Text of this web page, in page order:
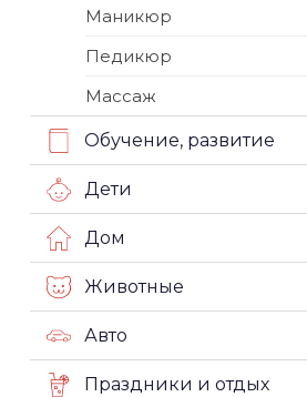
Маникюр
Педикюр
Массаж
Обучение, развитие
Дети
Дом
Животные
Авто
Праздники и отдых